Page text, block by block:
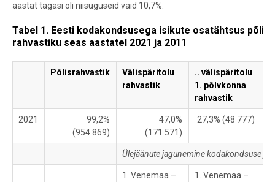
aastat tagasi oli niisuguseid vaid 10,7%.
Tabel 1. Eesti kodakondsusega isikute osatähtsus
rahvastiku seas aastatel 2021 ja 2011
Põlisrahvastik
Välispäritolu
rahvastik
.. välispäritolu
1. põlvkonna
rahvastik
2021
99,2%
(954 869)
47,0%
(171 571)
27,3% (48 777)
Ülejäänute jagunemine kodakondsuse
1. Venemaa –
1. Venemaa –